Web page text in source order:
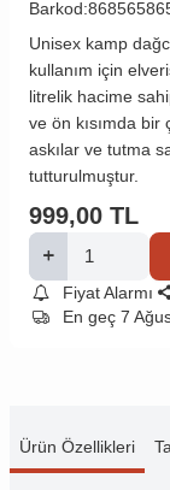
Barkod:
Unisex kamp
kullanım için
litrelik hacime
ve ön kısımda
askılar ve tutma
tutturulmuştur.
999,00 TL
Fiyat Alarmı
En geç 7
Ürün Özellikleri